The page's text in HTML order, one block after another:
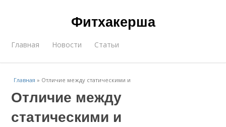
Фитхакерша
Главная Новости Статьи
Главная » Отличие между статическими и
Отличие между
статическими и